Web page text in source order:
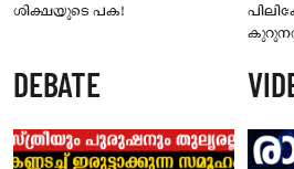
ശിക്ഷയുടെ പക!
DEBATE